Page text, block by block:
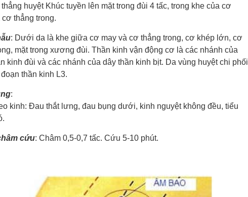
huyệt Khúc tuyền lên mặt trong đùi 4 tấc, trong khe của cơ
cơ thẳng trong.
: Dưới da là khe giữa cơ may và cơ thẳng trong, cơ khép lớn, cơ
mặt trong xương đùi. Thần kinh vận động cơ là các nhánh của
kinh đùi và các nhánh của dây thần kinh bịt. Da vùng huyệt chi phối
thần kinh L3.
:
kinh: Đau thắt lưng, đau bụng dưới, kinh nguyệt không đều, tiểu
cứu: Châm 0,5-0,7 tấc. Cứu 5-10 phút.